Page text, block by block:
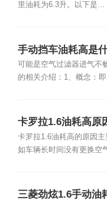
里油耗为6.3升。以下是...
手动挡车油耗高是
可能是空气过滤器进气不
的相关介绍：1、概念：
卡罗拉1.6油耗高原
卡罗拉1.6油耗高的原因
如车辆长时间没有更换空
三菱劲炫1.6手动油